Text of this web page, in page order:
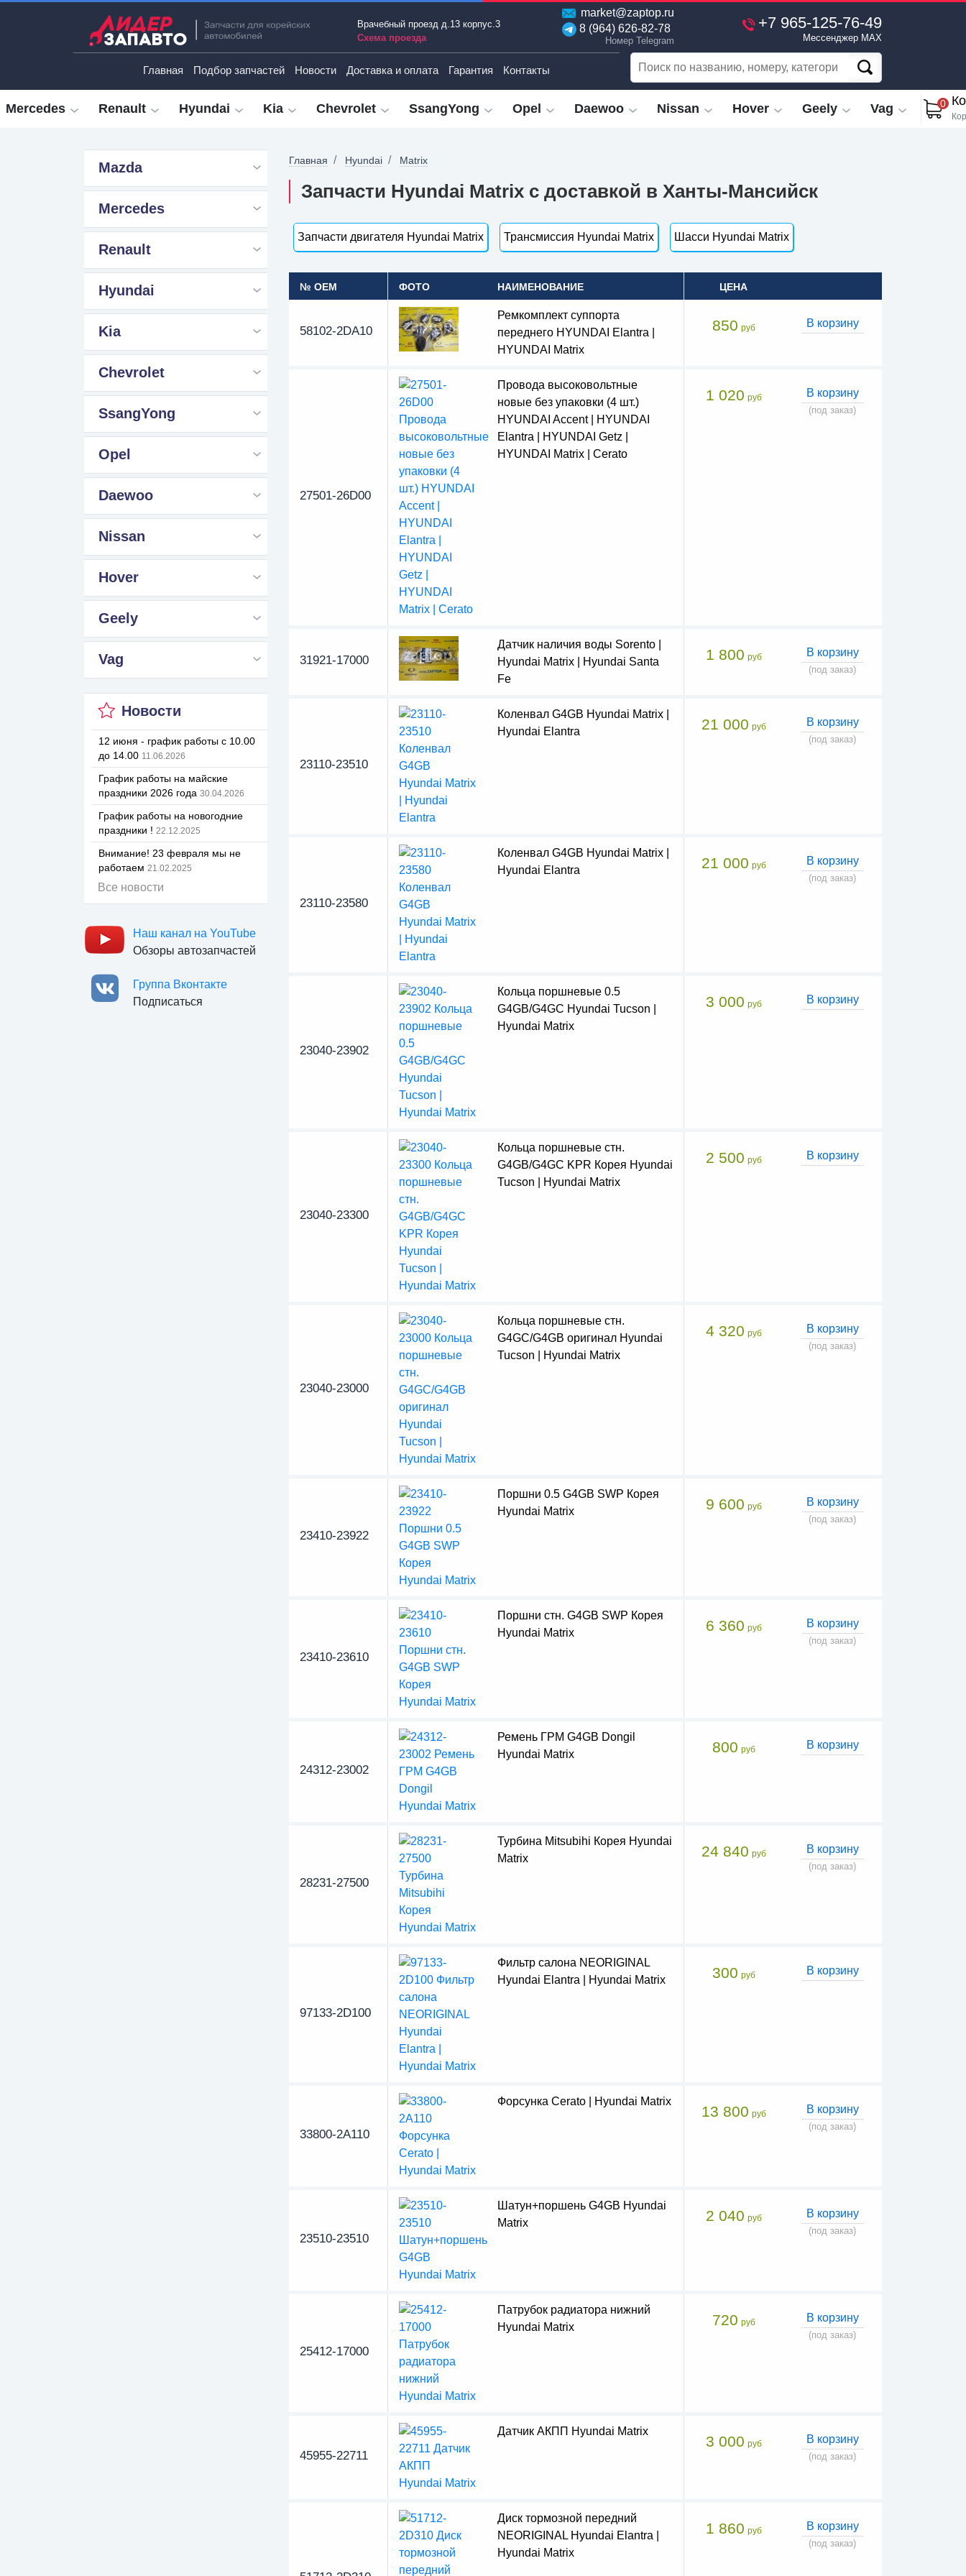
Врачебный проезд д.13 корпус.3
Схема проезда
market@zaptop.ru
8 (964) 626-82-78
Номер Telegram
+7 965-125-76-49
Мессенджер MAX
Главная Подбор запчастей Новости Доставка и оплата Гарантия Контакты
Mercedes Renault Hyundai Kia Chevrolet SsangYong Opel Daewoo Nissan Hover Geely Vag 0
Mazda
Mercedes
Renault
Hyundai
Kia
Chevrolet
SsangYong
Opel
Daewoo
Nissan
Hover
Geely
Vag
Новости
12 июня - график работы с 10.00
до 14.00 11.06.2026
График работы на майские
праздники 2026 года 30.04.2026
График работы на новогодние
праздники ! 22.12.2025
Внимание! 23 февраля мы не
работаем 21.02.2025
Все новости
Наш канал на YouTube
Обзоры автозапчастей
Группа Вконтакте
Подписаться
Главная Hyundai Matrix
Запчасти Hyundai Matrix с доставкой в Ханты-Мансийск
Запчасти двигателя Hyundai Matrix Трансмиссия Hyundai Matrix Шасси Hyundai Matrix
№ OEM ФОТО НАИМЕНОВАНИЕ ЦЕНА
58102-2DA10
Ремкомплект суппорта
переднего HYUNDAI Elantra |
HYUNDAI Matrix
850 руб В корзину
27501-26D00
Провода высоковольтные
новые без упаковки (4 шт.)
HYUNDAI Accent | HYUNDAI
Elantra | HYUNDAI Getz |
HYUNDAI Matrix | Cerato
1 020 руб В корзину
(под заказ)
31921-17000
Датчик наличия воды Sorento |
Hyundai Matrix | Hyundai Santa
Fe
1 800 руб В корзину
(под заказ)
23110-23510
Коленвал G4GB Hyundai Matrix |
Hyundai Elantra
21 000 руб В корзину
(под заказ)
23110-23580
Коленвал G4GB Hyundai Matrix |
Hyundai Elantra
21 000 руб В корзину
(под заказ)
23040-23902
Кольца поршневые 0.5
G4GB/G4GC Hyundai Tucson |
Hyundai Matrix
3 000 руб В корзину
23040-23300
Кольца поршневые стн.
G4GB/G4GC KPR Корея Hyundai
Tucson | Hyundai Matrix
2 500 руб В корзину
23040-23000
Кольца поршневые стн.
G4GC/G4GB оригинал Hyundai
Tucson | Hyundai Matrix
4 320 руб В корзину
(под заказ)
23410-23922
Поршни 0.5 G4GB SWP Корея
Hyundai Matrix
9 600 руб В корзину
(под заказ)
23410-23610
Поршни стн. G4GB SWP Корея
Hyundai Matrix
6 360 руб В корзину
(под заказ)
24312-23002
Ремень ГРМ G4GB Dongil
Hyundai Matrix
800 руб В корзину
28231-27500
Турбина Mitsubihi Корея Hyundai
Matrix
24 840 руб В корзину
(под заказ)
97133-2D100
Фильтр салона NEORIGINAL
Hyundai Elantra | Hyundai Matrix
300 руб В корзину
33800-2A110
Форсунка Cerato | Hyundai Matrix
13 800 руб В корзину
(под заказ)
23510-23510
Шатун+поршень G4GB Hyundai
Matrix
2 040 руб В корзину
(под заказ)
25412-17000
Патрубок радиатора нижний
Hyundai Matrix
720 руб В корзину
(под заказ)
45955-22711
Датчик АКПП Hyundai Matrix
3 000 руб В корзину
(под заказ)
Диск тормозной передний
NEORIGINAL Hyundai Elantra |
Hyundai Matrix
1 860 руб В корзину
(под заказ)